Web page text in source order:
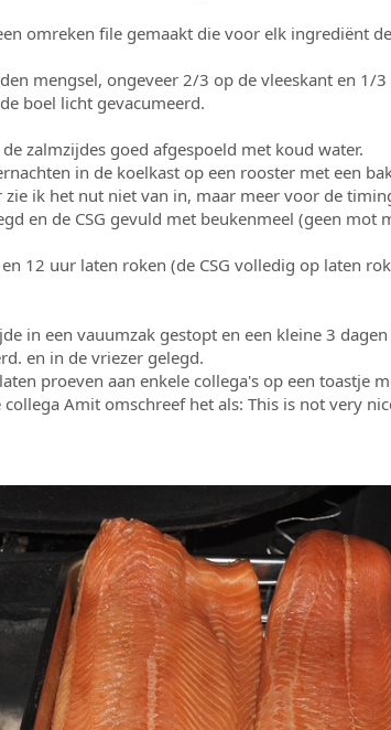
omreken file gemaakt die voor elk ingrediënt
mengsel, ongeveer 2/3 op de vleeskant en 1/
boel licht gevacumeerd.
zalmzijdes goed afgespoeld met koud water.
in de koelkast op een rooster met een
ik het nut niet van in, maar meer voor de
en de CSG gevuld met beukenmeel (geen
12 uur laten roken (de CSG volledig op laten
in een vauumzak gestopt en een kleine 3
en in de vriezer gelegd.
proeven aan enkele collega's op een toastje
Amit omschreef het als: This is not very